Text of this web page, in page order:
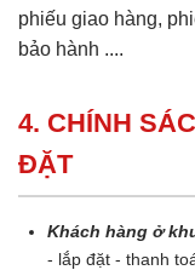
phiếu giao hàng,
bảo hành ....
4. CHÍNH
ĐẶT
Khách hàng ở
- lắp đặt - thanh